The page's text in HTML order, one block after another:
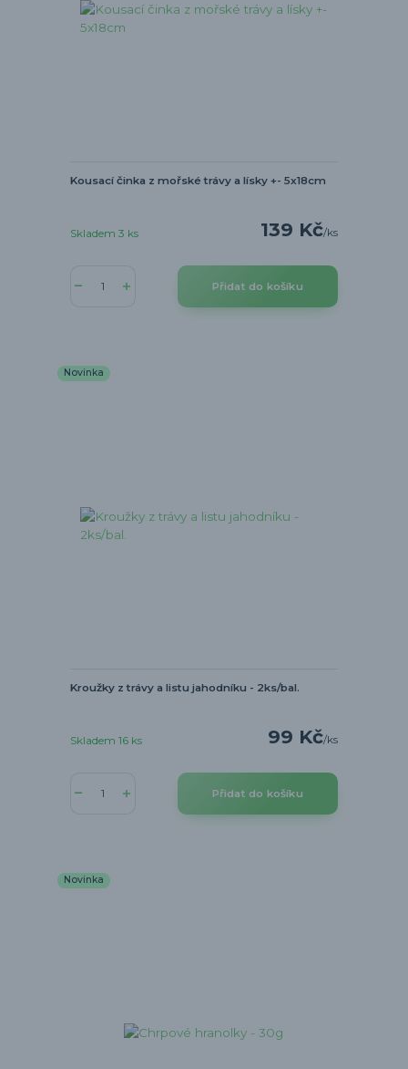
Kousací činka z mořské trávy a lísky +- 5x18cm
139 Kč/ks
Skladem 3 ks
Přidat do košíku
Novinka
Kroužky z trávy a listu jahodníku - 2ks/bal.
99 Kč/ks
Skladem 16 ks
Přidat do košíku
Novinka